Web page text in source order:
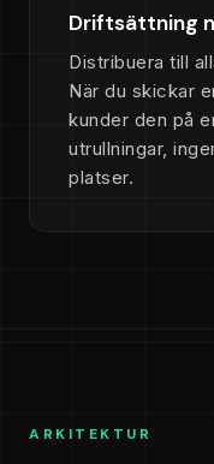
Driftsättning
Distribuera till
När du skickar
kunder den på
utrullningar,
platser.
ARKITEKTUR